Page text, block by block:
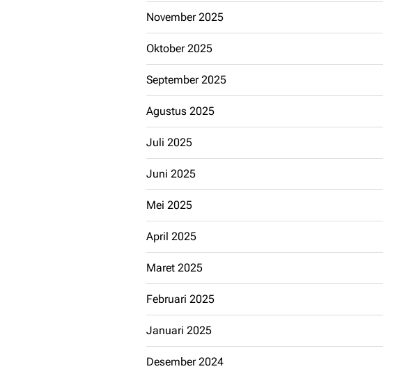
November 2025
Oktober 2025
September 2025
Agustus 2025
Juli 2025
Juni 2025
Mei 2025
April 2025
Maret 2025
Februari 2025
Januari 2025
Desember 2024